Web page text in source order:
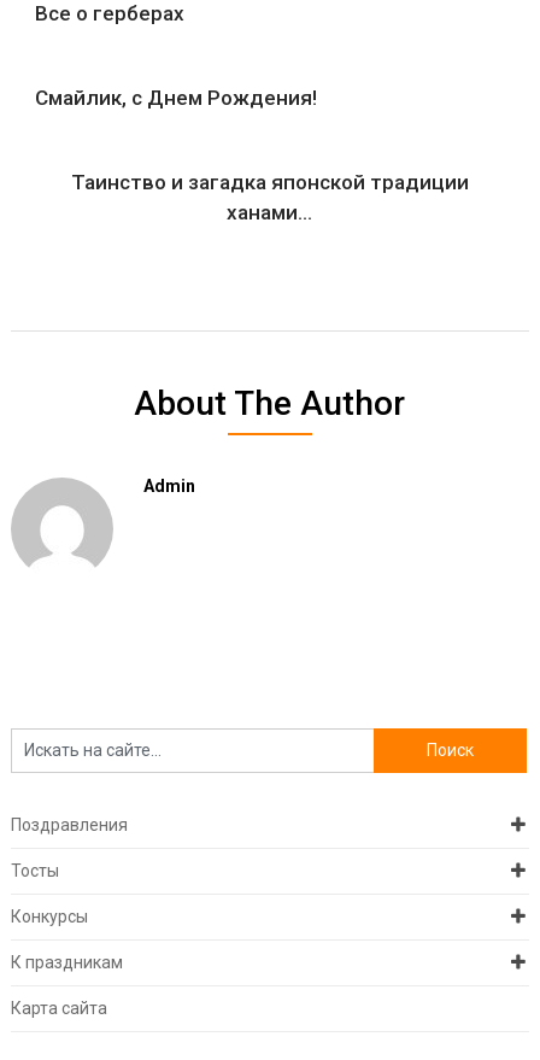
Все о герберах
Смайлик, с Днем Рождения!
Таинство и загадка японской традиции
ханами…
About The Author
Admin
Поздравления
Тосты
Конкурсы
К праздникам
Карта сайта